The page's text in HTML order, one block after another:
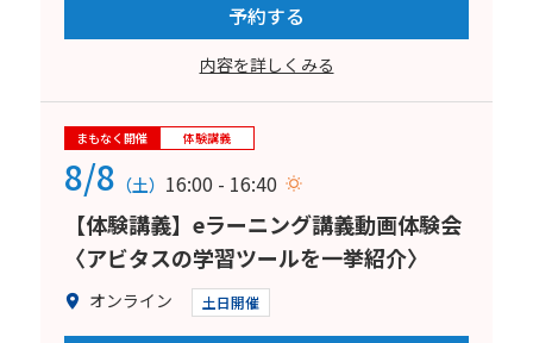
予約する
内容を詳しくみる
まもなく開催 体験講義
8/8 （土） 16:00 - 16:40
【体験講義】eラーニング講義動画体験会
〈アビタスの学習ツールを一挙紹介〉
オンライン 土日開催